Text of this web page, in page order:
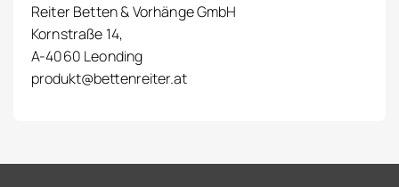
Reiter Betten & Vorhänge GmbH
Kornstraße 14,
A-4060 Leonding
produkt@bettenreiter.at